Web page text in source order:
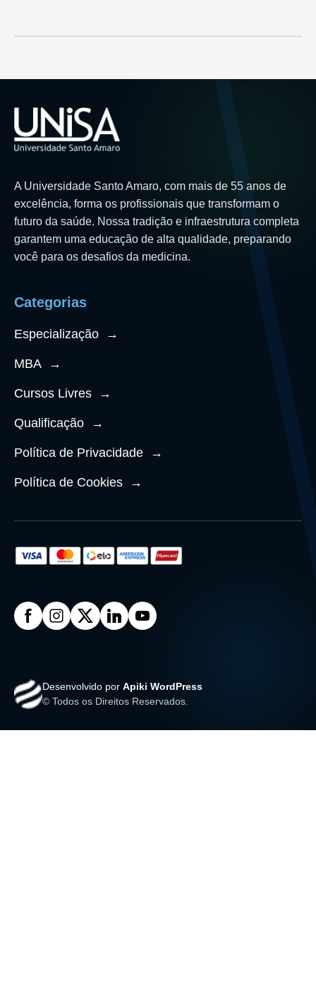
A Universidade Santo Amaro, com mais de 55 anos de
excelência, forma os profissionais que transformam o
futuro da saúde. Nossa tradição e infraestrutura completa
garantem uma educação de alta qualidade, preparando
você para os desafios da medicina.
Categorias
Especialização →
MBA →
Cursos Livres →
Qualificação →
Política de Privacidade →
Política de Cookies →
Desenvolvido por Apiki WordPress
© Todos os Direitos Reservados.